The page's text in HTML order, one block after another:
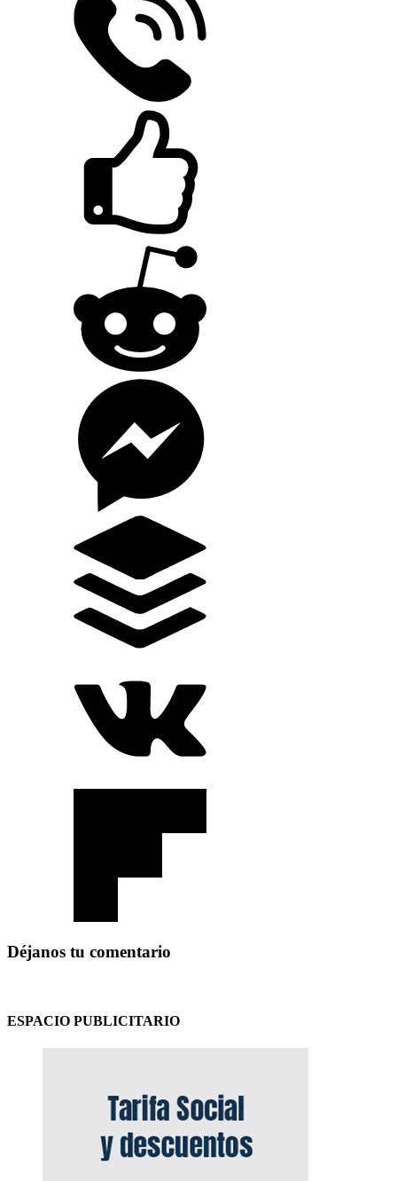
Déjanos tu comentario
ESPACIO PUBLICITARIO